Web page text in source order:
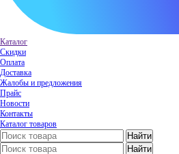
Каталог
Скидки
Оплата
Доставка
Жалобы и предложения
Прайс
Новости
Контакты
Каталог товаров